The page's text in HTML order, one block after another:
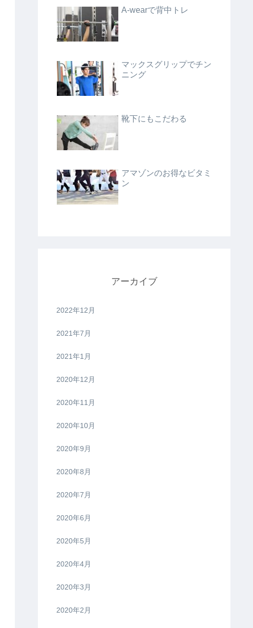
A-wearで背中トレ
マックスグリップでチン
ニング
靴下にもこだわる
アマゾンのお得なビタミ
ン
アーカイブ
2022年12月
2021年7月
2021年1月
2020年12月
2020年11月
2020年10月
2020年9月
2020年8月
2020年7月
2020年6月
2020年5月
2020年4月
2020年3月
2020年2月